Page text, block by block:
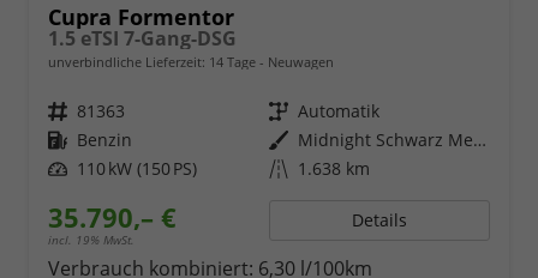
Cupra Formentor
1.5 eTSI 7-Gang-DSG
unverbindliche Lieferzeit: 14 Tage Neuwagen
Fahrzeugnr. 81363 Getriebe Automatik
Kraftstoff Benzin Außenfarbe
Midnight Schwarz Metallic
Leistung 110 kW (150 PS) Kilometerstand 1.638 km
35.790,– €
incl. 19% MwSt.
Details
Verbrauch kombiniert: 6,30 l/100km